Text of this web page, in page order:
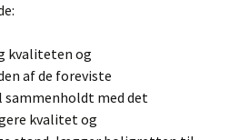
kvaliteten og
af de foreviste
med det
kvalitet og